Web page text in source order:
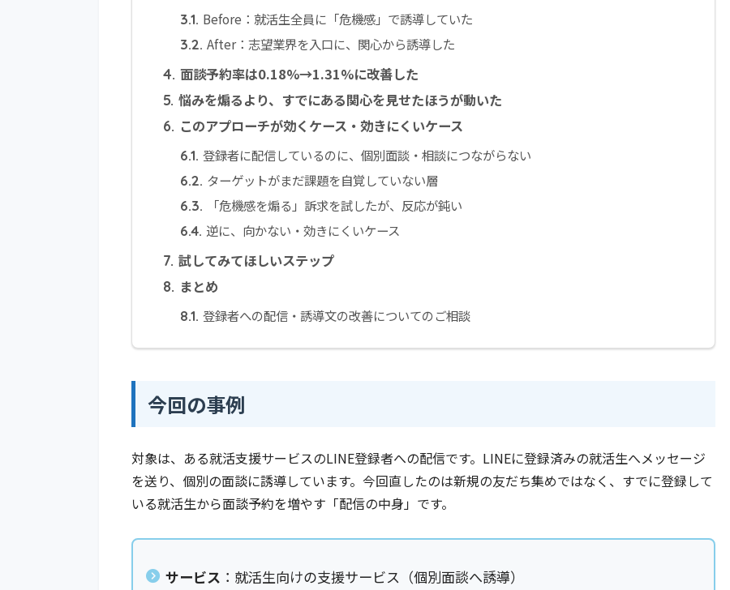
3.1. Before：就活生全員に「危機感」で誘導していた
3.2. After：志望業界を入口に、関心から誘導した
4. 面談予約率は0.18%→1.31%に改善した
5. 悩みを煽るより、すでにある関心を見せたほうが動いた
6. このアプローチが効くケース・効きにくいケース
6.1. 登録者に配信しているのに、個別面談・相談につながらない
6.2. ターゲットがまだ課題を自覚していない層
6.3. 「危機感を煽る」訴求を試したが、反応が鈍い
6.4. 逆に、向かない・効きにくいケース
7. 試してみてほしいステップ
8. まとめ
8.1. 登録者への配信・誘導文の改善についてのご相談
今回の事例
対象は、ある就活支援サービスのLINE登録者への配信です。LINEに登録済みの就活生へメッセージ
を送り、個別の面談に誘導しています。今回直したのは新規の友だち集めではなく、すでに登録して
いる就活生から面談予約を増やす「配信の中身」です。
サービス ：就活生向けの支援サービス（個別面談へ誘導）